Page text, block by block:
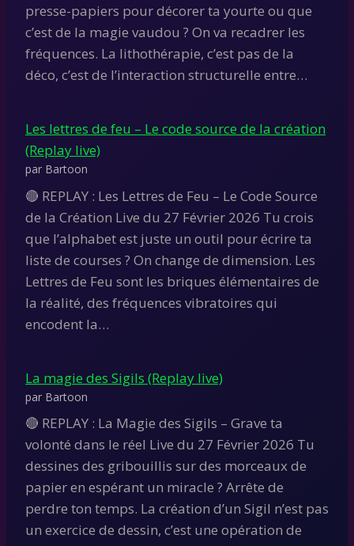
presse-papiers pour décorer ta yourte ou que
c’est de la magie vaudou ? On va recadrer les
fréquences. La lithothérapie, c’est pas de la
déco, c’est de l’interaction structurelle entre…
Les lettres de feu – Le code source de la création
(Replay live)
par Bartoon
🔴 REPLAY : Les Lettres de Feu – Le Code Source
de la Création Live du 27 Février 2026 Tu crois
que l’alphabet est juste un outil pour écrire ta
liste de courses ? On change de dimension. Les
Lettres de Feu sont les briques élémentaires de
la réalité, des fréquences vibratoires qui
encodent la…
La magie des Sigils (Replay live)
par Bartoon
🔴 REPLAY : La Magie des Sigils – Grave ta
volonté dans le réel Live du 27 Février 2026 Tu
dessines des gribouillis sur des morceaux de
papier en espérant un miracle ? Arrête de
perdre ton temps. La création d’un Sigil n’est pas
un exercice de dessin, c’est une opération de